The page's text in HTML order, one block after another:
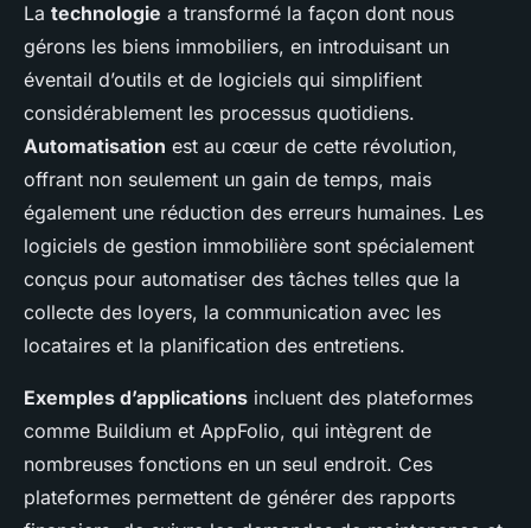
La technologie a transformé la façon dont nous
gérons les biens immobiliers, en introduisant un
éventail d’outils et de logiciels qui simplifient
considérablement les processus quotidiens.
Automatisation est au cœur de cette révolution,
offrant non seulement un gain de temps, mais
également une réduction des erreurs humaines. Les
logiciels de gestion immobilière sont spécialement
conçus pour automatiser des tâches telles que la
collecte des loyers, la communication avec les
locataires et la planification des entretiens.
Exemples d’applications incluent des plateformes
comme Buildium et AppFolio, qui intègrent de
nombreuses fonctions en un seul endroit. Ces
plateformes permettent de générer des rapports